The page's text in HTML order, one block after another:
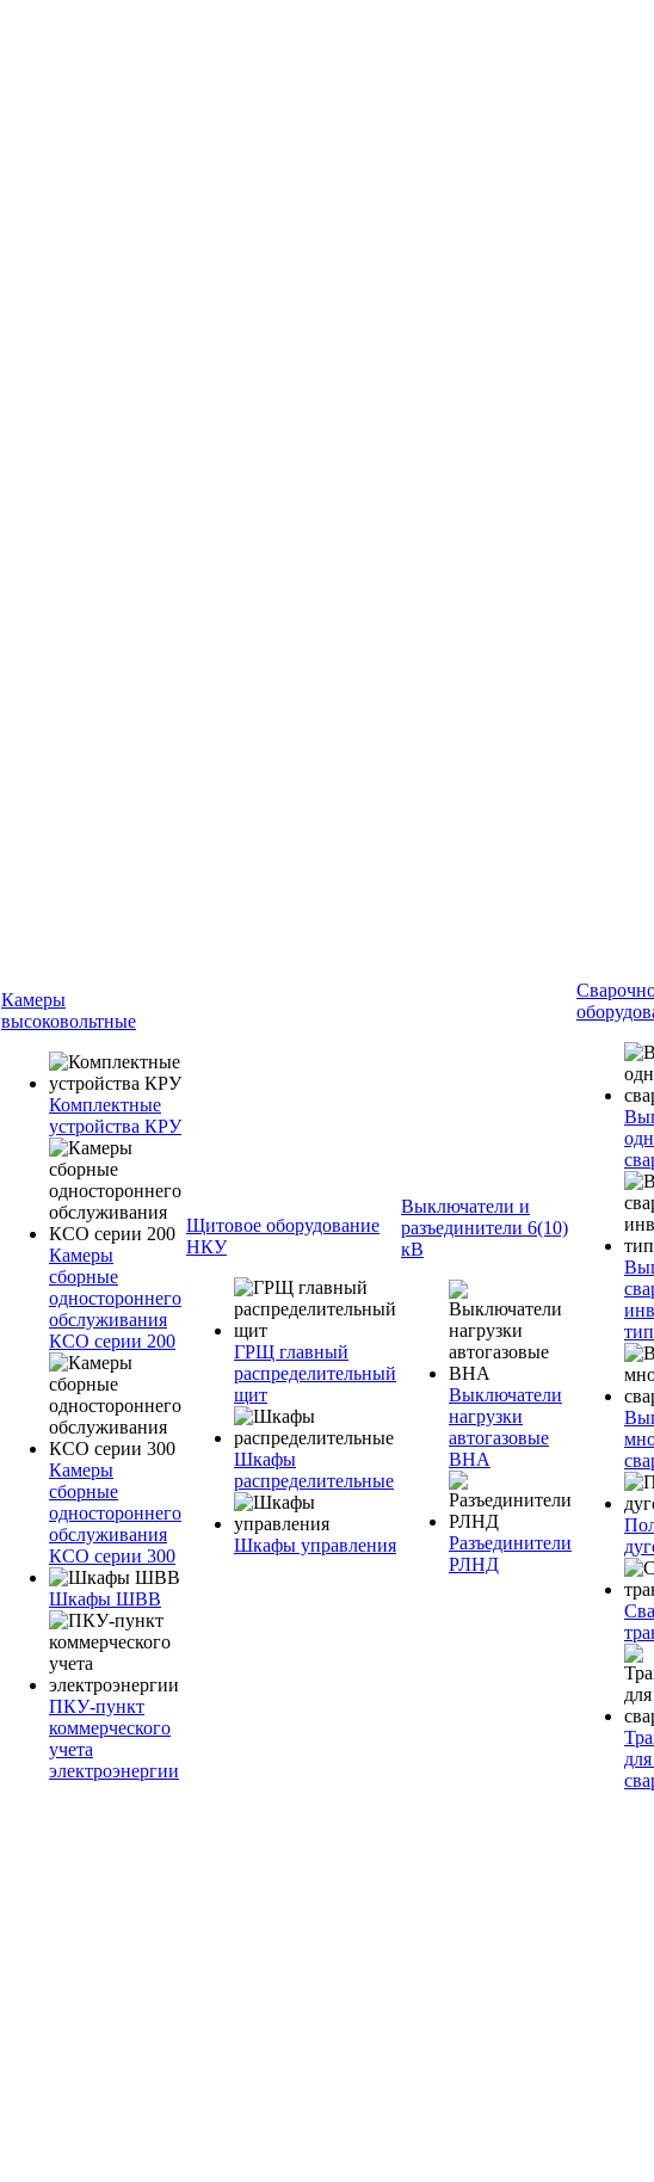
Камеры
высоковольтные
Комплектные
устройства КРУ
Камеры
сборные
одностороннего
обслуживания
КСО серии 200
Камеры
сборные
одностороннего
обслуживания
КСО серии 300
Шкафы ШВВ
ПКУ-пункт
коммерческого
учета
электроэнергии
Щитовое оборудование
НКУ
ГРЩ главный
распределительный
щит
Шкафы
распределительные
Шкафы управления
Выключатели и
разъединители 6(10)
кВ
Выключатели
нагрузки
автогазовые
ВНА
Разъединители
РЛНД